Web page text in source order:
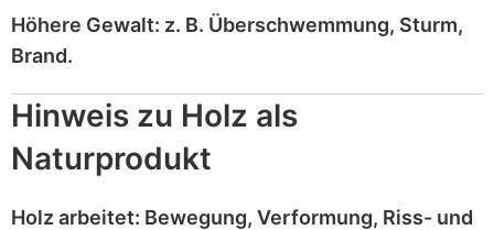
Höhere Gewalt: z. B. Überschwemmung, Sturm,
Brand.
Hinweis zu Holz als
Naturprodukt
Holz arbeitet: Bewegung, Verformung, Riss- und